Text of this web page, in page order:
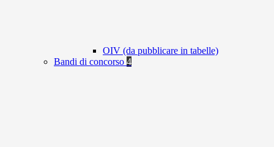
OIV (da pubblicare in tabelle)
Bandi di concorso 4